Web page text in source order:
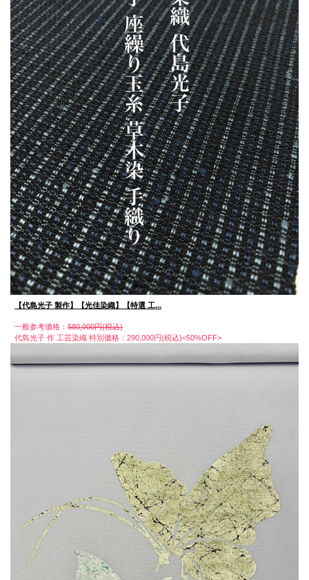
【代島光子 製作】【光佳染織】【特選 工...
一般参考価格：580,000円(税込)
代島光子 作 工芸染織 特別価格：290,000円(税込)<50%OFF>